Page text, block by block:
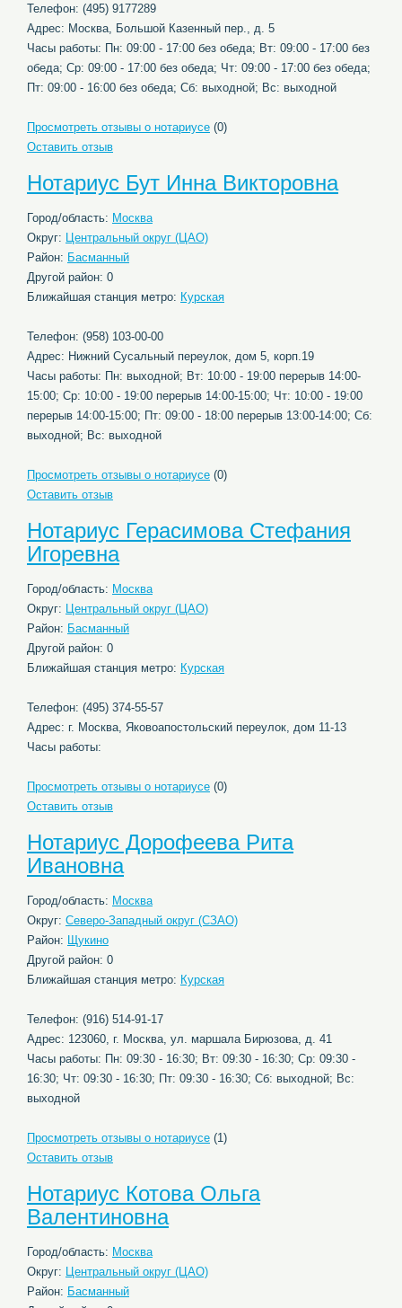
Телефон: (495) 9177289
Адрес: Москва, Большой Казенный пер., д. 5
Часы работы: Пн: 09:00 - 17:00 без обеда; Вт: 09:00 - 17:00 без
обеда; Ср: 09:00 - 17:00 без обеда; Чт: 09:00 - 17:00 без обеда;
Пт: 09:00 - 16:00 без обеда; Сб: выходной; Вс: выходной
Просмотреть отзывы о нотариусе (0)
Оставить отзыв
Нотариус Бут Инна Викторовна
Город/область: Москва
Округ: Центральный округ (ЦАО)
Район: Басманный
Другой район: 0
Ближайшая станция метро: Курская
Телефон: (958) 103-00-00
Адрес: Нижний Сусальный переулок, дом 5, корп.19
Часы работы: Пн: выходной; Вт: 10:00 - 19:00 перерыв 14:00-
15:00; Ср: 10:00 - 19:00 перерыв 14:00-15:00; Чт: 10:00 - 19:00
перерыв 14:00-15:00; Пт: 09:00 - 18:00 перерыв 13:00-14:00; Сб:
выходной; Вс: выходной
Просмотреть отзывы о нотариусе (0)
Оставить отзыв
Нотариус Герасимова Стефания
Игоревна
Город/область: Москва
Округ: Центральный округ (ЦАО)
Район: Басманный
Другой район: 0
Ближайшая станция метро: Курская
Телефон: (495) 374-55-57
Адрес: г. Москва, Яковоапостольский переулок, дом 11-13
Часы работы:
Просмотреть отзывы о нотариусе (0)
Оставить отзыв
Нотариус Дорофеева Рита
Ивановна
Город/область: Москва
Округ: Северо-Западный округ (СЗАО)
Район: Щукино
Другой район: 0
Ближайшая станция метро: Курская
Телефон: (916) 514-91-17
Адрес: 123060, г. Москва, ул. маршала Бирюзова, д. 41
Часы работы: Пн: 09:30 - 16:30; Вт: 09:30 - 16:30; Ср: 09:30 -
16:30; Чт: 09:30 - 16:30; Пт: 09:30 - 16:30; Сб: выходной; Вс:
выходной
Просмотреть отзывы о нотариусе (1)
Оставить отзыв
Нотариус Котова Ольга
Валентиновна
Город/область: Москва
Округ: Центральный округ (ЦАО)
Район: Басманный